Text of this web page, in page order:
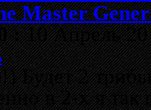
Master
:10 Апрель
Будет 2
в 2-х я так